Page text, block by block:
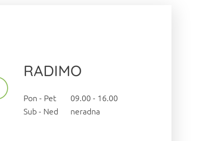
RADIMO
Pon - Pet 09.00 - 16.00
Sub - Ned neradna